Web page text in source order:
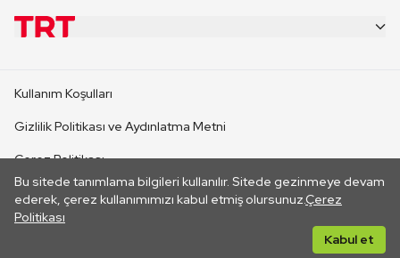
Bu sitede tanımlama bilgileri kullanılır. Sitede gezinmeye devam
ederek, çerez kullanımımızı kabul etmiş olursunuz.Çerez
Politikası
Kabul et
CANLI YAYINLAR
Kullanım Koşulları
Gizlilik Politikası ve Aydınlatma Metni
Çerez Politikası
İletişim
Her hakkı saklıdır. ©2026 TRT. Bağlantı yoluyla gidilen dış